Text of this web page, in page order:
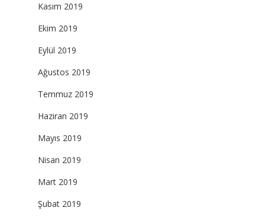
Kasım 2019
Ekim 2019
Eylül 2019
Ağustos 2019
Temmuz 2019
Haziran 2019
Mayıs 2019
Nisan 2019
Mart 2019
Şubat 2019